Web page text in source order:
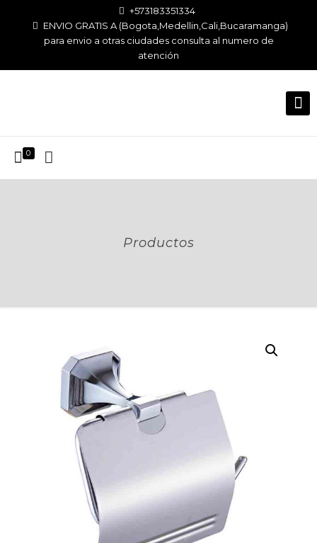
+573183351334
ENVIO GRATIS A (Bogota,Medellin,Cali,Bucaramanga)
para envio a otras ciudades consulta al numero de
atención
0
Productos